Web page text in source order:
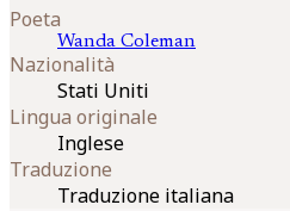
Poeta
Wanda Coleman
Nazionalità
Stati Uniti
Lingua originale
Inglese
Traduzione
Traduzione italiana